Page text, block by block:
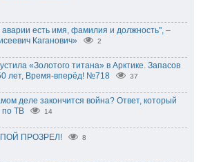
есть имя, фамилия и должность", –
Каганович»
2
«Золотого титана» в Арктике. Запасов
лет, Время-вперёд! №718
37
деле закончится война? Ответ, который
по ТВ
14
ПРОЗРЕЛ! 8